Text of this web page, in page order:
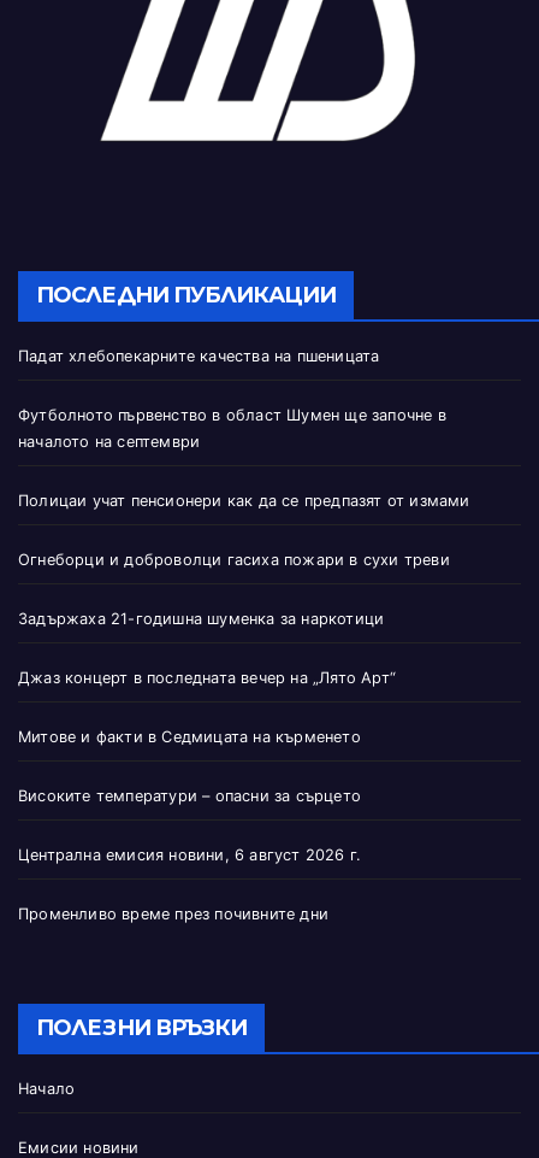
ПОСЛЕДНИ ПУБЛИКАЦИИ
Падат хлебопекарните качества на пшеницата
Футболното първенство в област Шумен ще започне в
началото на септември
Полицаи учат пенсионери как да се предпазят от измами
Огнеборци и доброволци гасиха пожари в сухи треви
Задържаха 21-годишна шуменка за наркотици
Джаз концерт в последната вечер на „Лято Арт“
Митове и факти в Седмицата на кърменето
Високите температури – опасни за сърцето
Централна емисия новини, 6 август 2026 г.
Променливо време през почивните дни
ПОЛЕЗНИ ВРЪЗКИ
Начало
Емисии новини